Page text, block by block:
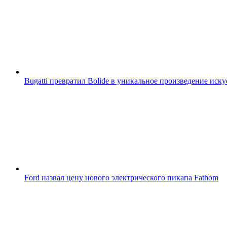
Bugatti превратил Bolide в уникальное произведение
Ford назвал цену нового электрического пикапа Fathom